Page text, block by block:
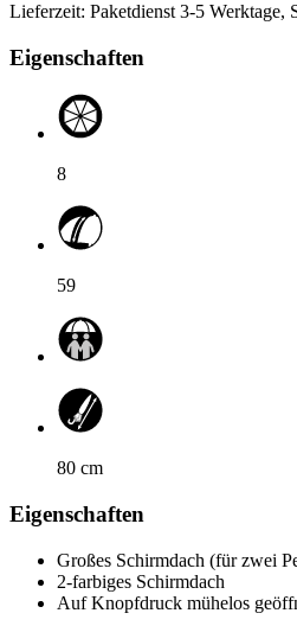
die
um
Optionen
wechseln.
Lieferzeit: Paketdienst 3-5 Werktage,
Eigenschaften
8
59
80 cm
Eigenschaften
Großes Schirmdach (für zwei
2-farbiges Schirmdach
Auf Knopfdruck mühelos